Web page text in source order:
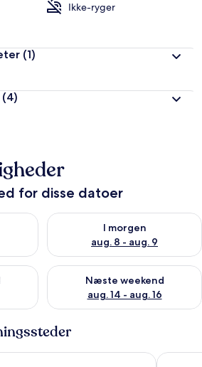
Ikke-ryger
(1)
(4)
for disse datoer
aften aug. 7 - aug. 8
I morgen
aug. 8 - aug. 9
Tjek tilgængelighed for i
weekend aug. 7 - aug. 9
Næste weekend
aug. 14 - aug. 16
Tjek tilgængelighed for næste
Cottage